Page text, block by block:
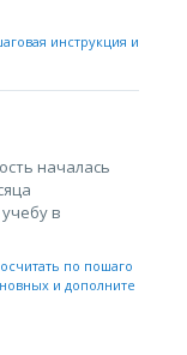
инструкция и
началась
в
по пошаго
и дополните